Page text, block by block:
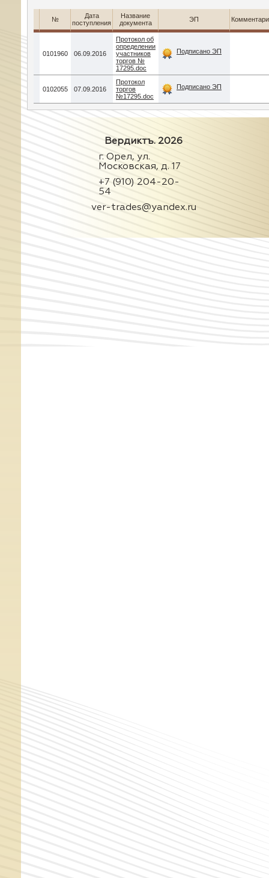
№
Дата
поступления
Название
документа
ЭП
0101960 06.09.2016
Протокол об
определении
участников
торгов №
17295.doc
Подписано ЭП
0102055 07.09.2016
Протокол
торгов
№17295.doc
Подписано ЭП
Вердиктъ. 2026
г. Орел, ул.
Московская, д. 17
+7 (910) 204-20-
54
ver-trades@yandex.ru